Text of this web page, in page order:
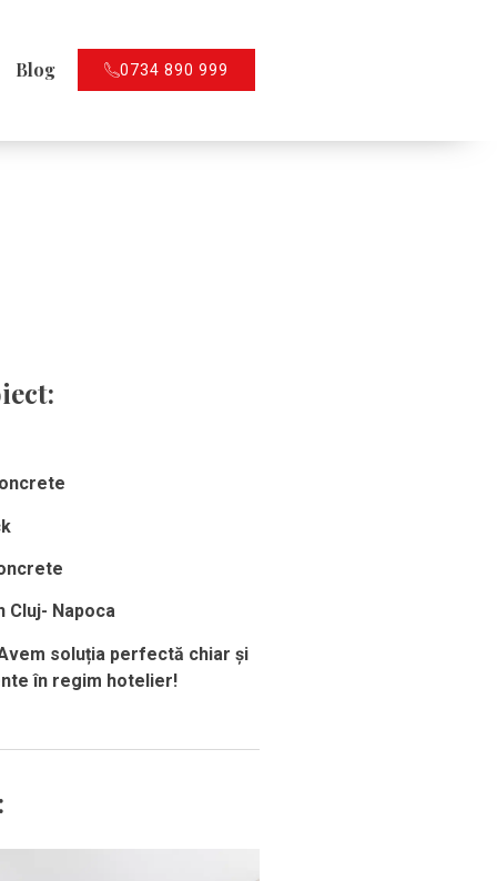
Blog 0734 890 999
Cluj- Napoca
soluția perfectă chiar și
în regim hotelier!